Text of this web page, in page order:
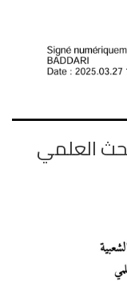
العلمي